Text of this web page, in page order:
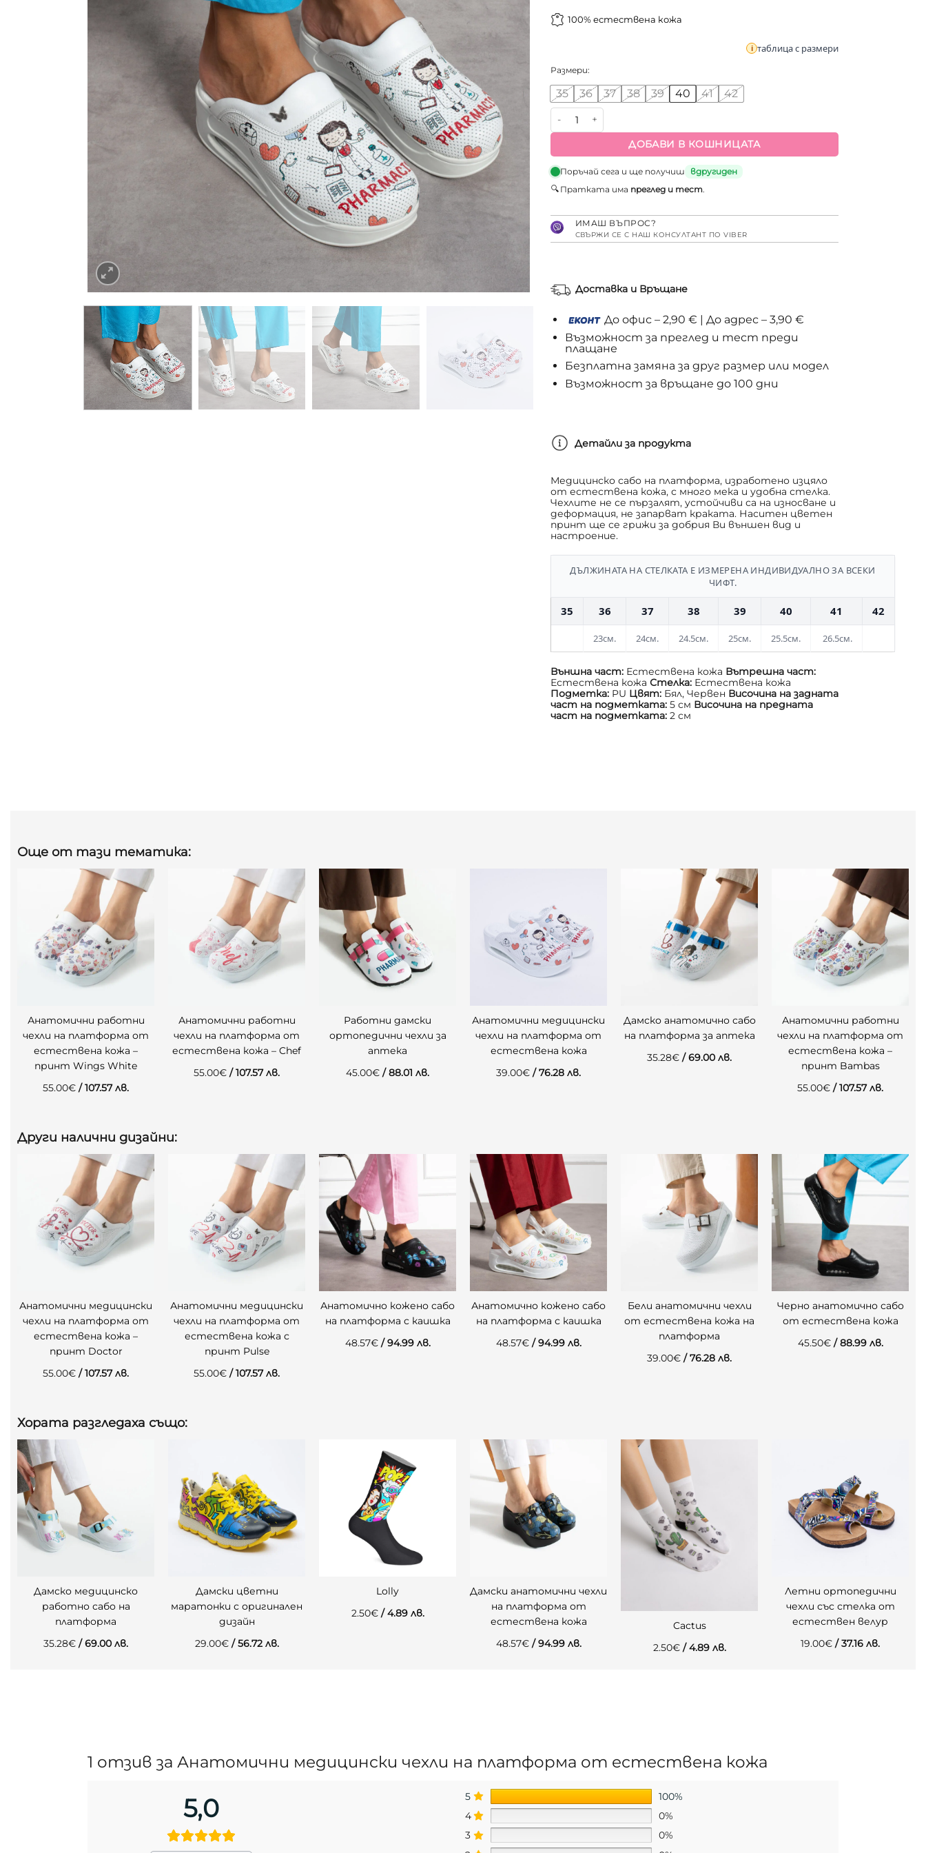
100% естествена кожа
таблица с размери
Размери:
35 36 37 38 39 40 41 42
количество за Анатомични медицински чехли на платформа от
ДОБАВИ В КОШНИЦАТА
Поръчай сега и ще получиш
вдругиден
🔍 Пратката има преглед и тест.
ИМАШ ВЪПРОС?
СВЪРЖИ СЕ С НАШ КОНСУЛТАНТ ПО VIBER
Доставка и Връщане
До офис – 2,90 € | До адрес – 3,90 €
Възможност за преглед и тест преди
плащане
Безплатна замяна за друг размер или модел
Възможност за връщане до 100 дни
Детайли за продукта
Медицинско сабо на платформа, изработено изцяло
от естествена кожа, с много мека и удобна стелка.
Чехлите не се пързалят, устойчиви са на износване и
деформация, не запарват краката. Наситен цветен
принт ще се грижи за добрия Ви външен вид и
настроение.
ДЪЛЖИНАТА НА СТЕЛКАТА Е ИЗМЕРЕНА ИНДИВИДУАЛНО ЗА ВСЕКИ
ЧИФТ.
35 36 37 38 39 40 41 42
23см. 24см. 24.5см. 25см. 25.5см. 26.5см.
Външна част: Естествена кожа Вътрешна част:
Естествена кожа Стелка: Естествена кожа
Подметка: PU Цвят: Бял, Червен Височина на задната
част на подметката: 5 см Височина на предната
част на подметката: 2 см
Още от тази тематика:
Анатомични работни
чехли на платформа от
естествена кожа –
принт Wings White
55.00€ / 107.57 лв.
Анатомични работни
чехли на платформа от
естествена кожа – Chef
55.00€ / 107.57 лв.
Работни дамски
ортопедични чехли за
аптека
45.00€ / 88.01 лв.
Анатомични медицински
чехли на платформа от
естествена кожа
39.00€ / 76.28 лв.
Дамско анатомично сабо
на платформа за аптека
35.28€ / 69.00 лв.
Анатомични работни
чехли на платформа от
естествена кожа –
принт Bambas
55.00€ / 107.57 лв.
Други налични дизайни:
Анатомични медицински
чехли на платформа от
естествена кожа –
принт Doctor
55.00€ / 107.57 лв.
Анатомични медицински
чехли на платформа от
естествена кожа с
принт Pulse
55.00€ / 107.57 лв.
Анатомично кожено сабо
на платформа с каишка
48.57€/ 94.99 лв.
Анатомично кожено сабо
на платформа с каишка
48.57€/ 94.99 лв.
Бели анатомични чехли
от естествена кожа на
платформа
39.00€ / 76.28 лв.
Черно анатомично сабо
от естествена кожа
45.50€/ 88.99 лв.
Хората разгледаха също:
Дамско медицинско
работно сабо на
платформа
35.28€ / 69.00 лв.
Дамски цветни
маратонки с оригинален
дизайн
29.00€/ 56.72 лв.
Lolly
2.50€/ 4.89 лв.
Дамски анатомични чехли
на платформа от
естествена кожа
48.57€/ 94.99 лв.
Cactus
2.50€/ 4.89 лв.
Летни ортопедични
чехли със стелка от
естествен велур
19.00€ / 37.16 лв.
1 отзив за Анатомични медицински чехли на платформа от естествена кожа
5,0 5
100%
4
0%
3
0%